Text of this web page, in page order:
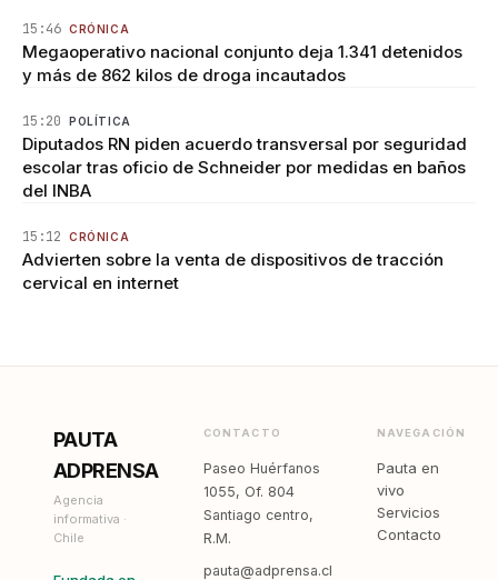
15:46 CRÓNICA
Megaoperativo nacional conjunto deja 1.341 detenidos
y más de 862 kilos de droga incautados
15:20 POLÍTICA
Diputados RN piden acuerdo transversal por seguridad
escolar tras oficio de Schneider por medidas en baños
del INBA
15:12 CRÓNICA
Advierten sobre la venta de dispositivos de tracción
cervical en internet
PAUTA
ADPRENSA
Agencia
informativa ·
Chile
CONTACTO
Paseo Huérfanos
1055, Of. 804
Santiago centro,
R.M.
pauta@adprensa.cl
NAVEGACIÓN
Pauta en
vivo
Servicios
Contacto